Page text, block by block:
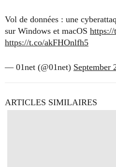
Vol de données : une
sur Windows et macOS
https://t.co/akFHOnlfh5
— 01net (@01net) September
ARTICLES SIMILAIRES